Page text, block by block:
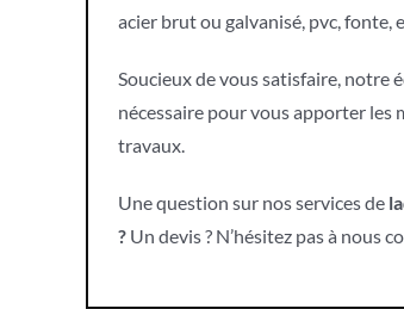
acier brut ou galvanisé, pvc, fonte,
Soucieux de vous satisfaire, notre
nécessaire pour vous apporter
travaux.
Une question sur nos services de
? Un devis ? N’hésitez pas à nous